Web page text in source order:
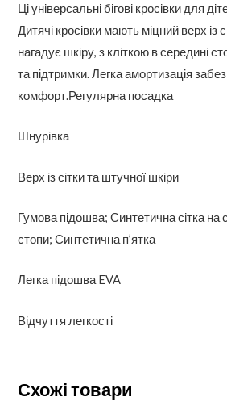
Ці універсальні бігові кросівки для
Дитячі кросівки мають міцний верх із
нагадує шкіру, з кліткою в середині
та підтримки. Легка амортизація
комфорт.Регулярна посадка
Шнурівка
Верх із сітки та штучної шкіри
Гумова підошва; Синтетична сітка на
стопи; Синтетична п’ятка
Легка підошва EVA
Відчуття легкості
Схожі товари